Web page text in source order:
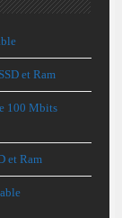
et Ram
100 Mbits
et Ram